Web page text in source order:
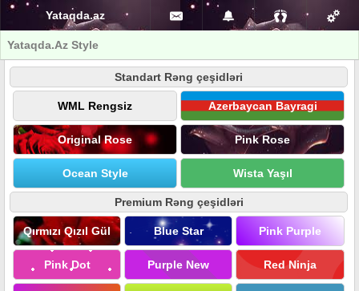
Yataqda.az
Yataqda.Az Style
Standart Rəng çeşidləri
WML Rengsiz Azerbaycan Bayragi
Original Rose Pink Rose
Ocean Style Wista Yaşıl
Premium Rəng çeşidləri
Qırmızı Qızıl Gül Blue Star Pink Purple
Pink Dot Purple New Red Ninja